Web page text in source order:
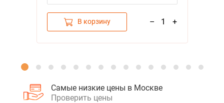
В корзину – 1 +
Самые низкие цены в Москве
Проверить цены